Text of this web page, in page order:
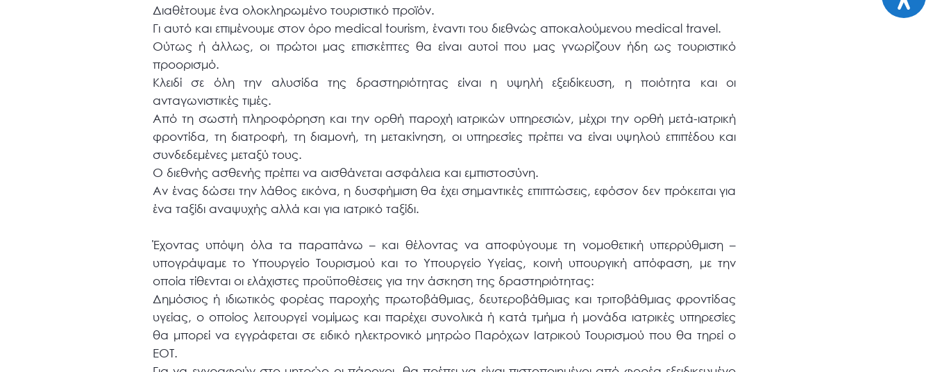
Διαθέτουμε ένα ολοκληρωμένο τουριστικό προϊόν.
Γι αυτό και επιμένουμε στον όρο medical tourism, έναντι του διεθνώς αποκαλούμενου medical travel.
Ούτως ή άλλως, οι πρώτοι μας επισκέπτες θα είναι αυτοί που μας γνωρίζουν ήδη ως τουριστικό
προορισμό.
Κλειδί σε όλη την αλυσίδα της δραστηριότητας είναι η υψηλή εξειδίκευση, η ποιότητα και οι
ανταγωνιστικές τιμές.
Από τη σωστή πληροφόρηση και την ορθή παροχή ιατρικών υπηρεσιών, μέχρι την ορθή μετά-ιατρική
φροντίδα, τη διατροφή, τη διαμονή, τη μετακίνηση, οι υπηρεσίες πρέπει να είναι υψηλού επιπέδου και
συνδεδεμένες μεταξύ τους.
Ο διεθνής ασθενής πρέπει να αισθάνεται ασφάλεια και εμπιστοσύνη.
Αν ένας δώσει την λάθος εικόνα, η δυσφήμιση θα έχει σημαντικές επιπτώσεις, εφόσον δεν πρόκειται για
ένα ταξίδι αναψυχής αλλά και για ιατρικό ταξίδι.
Έχοντας υπόψη όλα τα παραπάνω – και θέλοντας να αποφύγουμε τη νομοθετική υπερρύθμιση –
υπογράψαμε το Υπουργείο Τουρισμού και το Υπουργείο Υγείας, κοινή υπουργική απόφαση, με την
οποία τίθενται οι ελάχιστες προϋποθέσεις για την άσκηση της δραστηριότητας:
Δημόσιος ή ιδιωτικός φορέας παροχής πρωτοβάθμιας, δευτεροβάθμιας και τριτοβάθμιας φροντίδας
υγείας, ο οποίος λειτουργεί νομίμως και παρέχει συνολικά ή κατά τμήμα ή μονάδα ιατρικές υπηρεσίες
θα μπορεί να εγγράφεται σε ειδικό ηλεκτρονικό μητρώο Παρόχων Ιατρικού Τουρισμού που θα τηρεί ο
ΕΟΤ.